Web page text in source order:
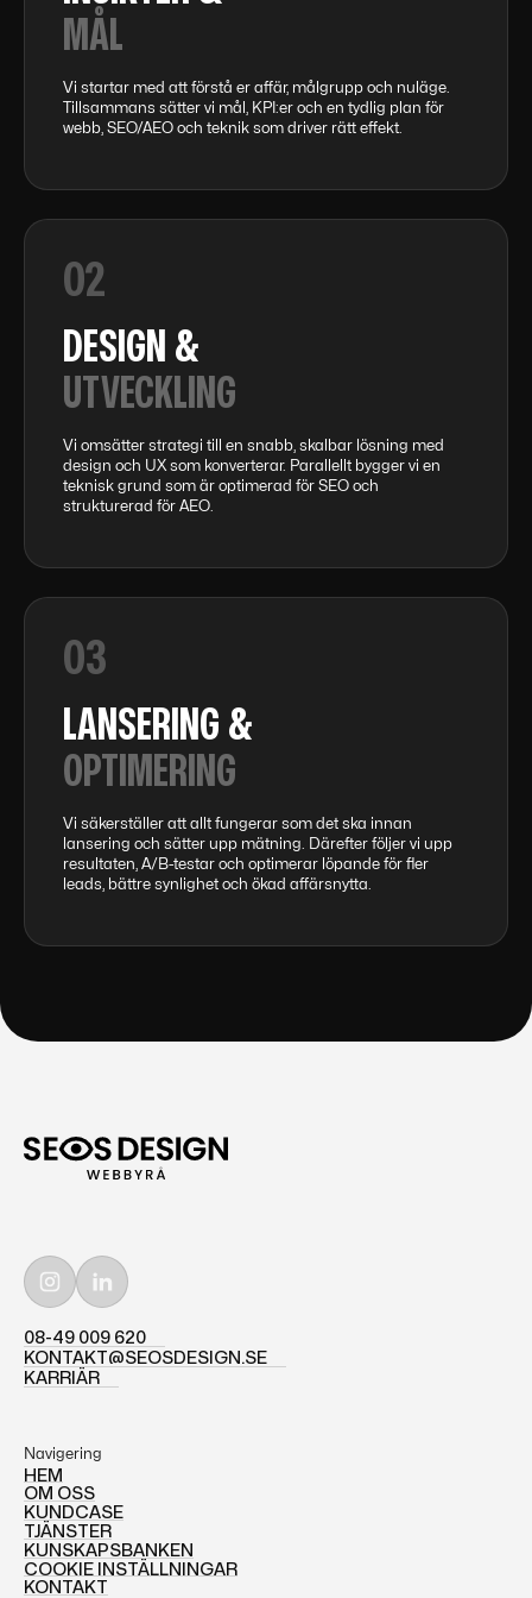
MÅL
Vi startar med att förstå er affär, målgrupp och nuläge.
Tillsammans sätter vi mål, KPI:er och en tydlig plan för
webb, SEO/AEO och teknik som driver rätt effekt.
02
DESIGN &
UTVECKLING
Vi omsätter strategi till en snabb, skalbar lösning med
design och UX som konverterar. Parallellt bygger vi en
teknisk grund som är optimerad för SEO och
strukturerad för AEO.
03
LANSERING &
OPTIMERING
Vi säkerställer att allt fungerar som det ska innan
lansering och sätter upp mätning. Därefter följer vi upp
resultaten, A/B-testar och optimerar löpande för fler
leads, bättre synlighet och ökad affärsnytta.
08-49 009 620
08-49 009 620
KONTAKT@SEOSDESIGN.SE
KONTAKT@SEOSDESIGN.SE
KARRIÄR
Navigering
HEM
HEM
OM OSS
OM OSS
KUNDCASE
KUNDCASE
TJÄNSTER
TJÄNSTER
KUNSKAPSBANKEN
KUNSKAPSBANKEN
COOKIE INSTÄLLNINGAR
COOKIE INSTÄLLNINGAR
KONTAKT